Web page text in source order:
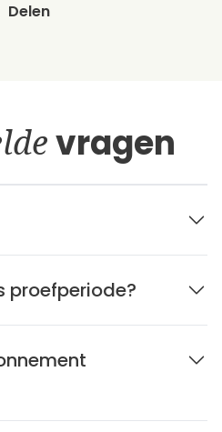
Delen
vragen
proefperiode?